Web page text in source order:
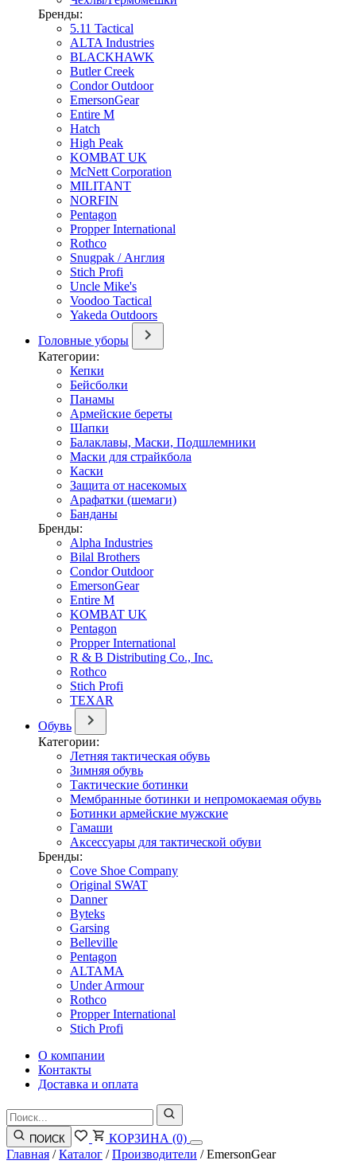
Бренды:
5.11 Tactical
ALTA Industries
BLACKHAWK
Butler Creek
Condor Outdoor
EmersonGear
Entire M
Hatch
High Peak
KOMBAT UK
McNett Corporation
MILITANT
NORFIN
Pentagon
Propper International
Rothco
Snugpak / Англия
Stich Profi
Uncle Mike's
Voodoo Tactical
Yakeda Outdoors
Головные уборы
Категории:
Кепки
Бейсболки
Панамы
Армейские береты
Шапки
Балаклавы, Маски, Подшлемники
Маски для страйкбола
Каски
Защита от насекомых
Арафатки (шемаги)
Банданы
Бренды:
Alpha Industries
Bilal Brothers
Condor Outdoor
EmersonGear
Entire M
KOMBAT UK
Pentagon
Propper International
R & B Distributing Co., Inc.
Rothco
Stich Profi
TEXAR
Обувь
Категории:
Летняя тактическая обувь
Зимняя обувь
Тактические ботинки
Мембранные ботинки и непромокаемая обувь
Ботинки армейские мужские
Гамаши
Аксессуары для тактической обуви
Бренды:
Cove Shoe Company
Original SWAT
Danner
Byteks
Garsing
Belleville
Pentagon
ALTAMA
Under Armour
Rothco
Propper International
Stich Profi
О компании
Контакты
Доставка и оплата
ПОИСК КОРЗИНА (0)
Главная /Каталог /Производители /EmersonGear